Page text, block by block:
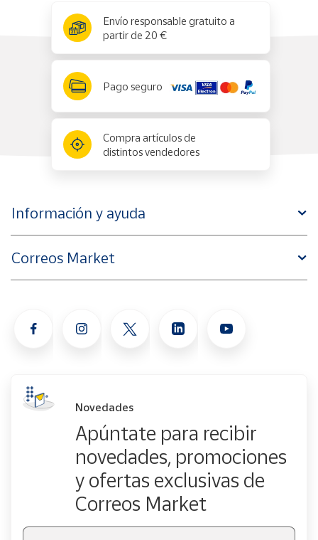
Envío responsable gratuito a
partir de 20 €
Pago seguro
Compra artículos de
distintos vendedores
Información y ayuda
Correos Market
Novedades
Apúntate para recibir
novedades, promociones
y ofertas exclusivas de
Correos Market